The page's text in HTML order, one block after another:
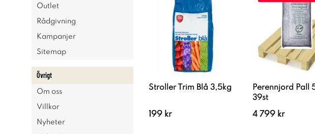
Outlet
Rådgivning
Kampanjer
Sitemap
Övrigt
Om oss
Villkor
Nyheter
Stroller Trim Blå 3,5kg
199 kr
Perennjord Pall
39st
4 799 kr